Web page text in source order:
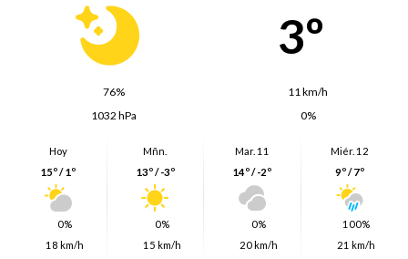
3º
76%
11 km/h
1032 hPa
0%
Hoy
15º / 1º
0%
18 km/h
Mñn.
13º / -3º
0%
15 km/h
Mar. 11
14º / -2º
0%
20 km/h
Miér. 12
9º / 7º
100%
21 km/h